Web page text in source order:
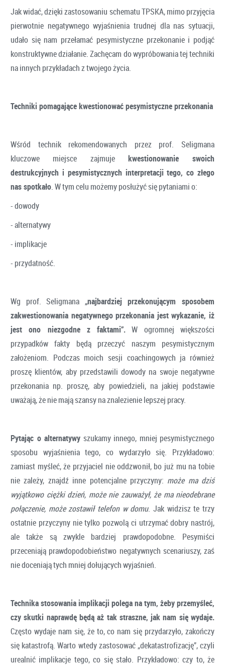
Jak widać, dzięki zastosowaniu schematu TPSKA, mimo przyjęcia
pierwotnie negatywnego wyjaśnienia trudnej dla nas sytuacji,
udało się nam przełamać pesymistyczne przekonanie i podjąć
konstruktywne działanie. Zachęcam do wypróbowania tej techniki
na innych przykładach z twojego życia.
Techniki pomagające kwestionować pesymistyczne przekonania
Wśród technik rekomendowanych przez prof. Seligmana
kluczowe miejsce zajmuje kwestionowanie swoich
destrukcyjnych i pesymistycznych interpretacji tego, co złego
nas spotkało. W tym celu możemy posłużyć się pytaniami o:
- dowody
- alternatywy
- implikacje
- przydatność.
Wg prof. Seligmana „najbardziej przekonującym sposobem
zakwestionowania negatywnego przekonania jest wykazanie, iż
jest ono niezgodne z faktami”. W ogromnej większości
przypadków fakty będą przeczyć naszym pesymistycznym
założeniom. Podczas moich sesji coachingowych ja również
proszę klientów, aby przedstawili dowody na swoje negatywne
przekonania np. proszę, aby powiedzieli, na jakiej podstawie
uważają, że nie mają szansy na znalezienie lepszej pracy.
Pytając o alternatywy szukamy innego, mniej pesymistycznego
sposobu wyjaśnienia tego, co wydarzyło się. Przykładowo:
zamiast myśleć, że przyjaciel nie oddzwonił, bo już mu na tobie
nie zależy, znajdź inne potencjalne przyczyny: może ma dziś
wyjątkowo ciężki dzień, może nie zauważył, że ma nieodebrane
połączenie, może zostawił telefon w domu. Jak widzisz te trzy
ostatnie przyczyny nie tylko pozwolą ci utrzymać dobry nastrój,
ale także są zwykle bardziej prawdopodobne. Pesymiści
przeceniają prawdopodobieństwo negatywnych scenariuszy, zaś
nie doceniają tych mniej dołujących wyjaśnień.
Technika stosowania implikacji polega na tym, żeby przemyśleć,
czy skutki naprawdę będą aż tak straszne, jak nam się wydaje.
Często wydaje nam się, że to, co nam się przydarzyło, zakończy
się katastrofą. Warto wtedy zastosować „dekatastrofizację”, czyli
urealnić implikacje tego, co się stało. Przykładowo: czy to, że